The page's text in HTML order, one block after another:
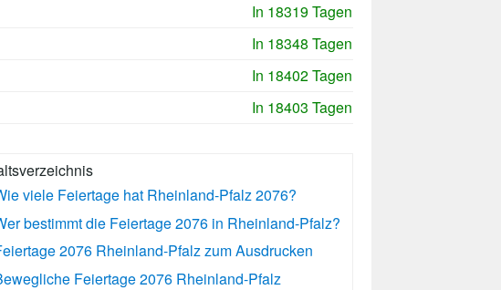
In 18319 Tagen
In 18348 Tagen
In 18402 Tagen
In 18403 Tagen
viele Feiertage hat Rheinland-Pfalz 2076?
bestimmt die Feiertage 2076 in Rheinland-Pfalz?
2076 Rheinland-Pfalz zum Ausdrucken
Feiertage 2076 Rheinland-Pfalz